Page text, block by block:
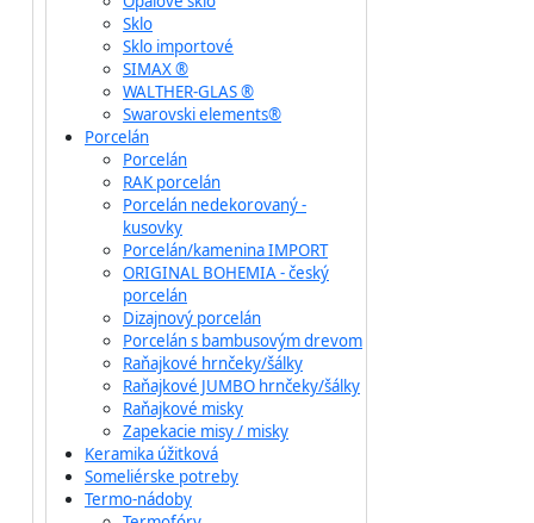
Sklo
Sklo importové
SIMAX ®
WALTHER-GLAS ®
Swarovski elements®
Porcelán
Porcelán
RAK porcelán
Porcelán nedekorovaný -
kusovky
Porcelán/kamenina IMPORT
ORIGINAL BOHEMIA - český
porcelán
Dizajnový porcelán
Porcelán s bambusovým drevom
Raňajkové hrnčeky/šálky
Raňajkové JUMBO hrnčeky/šálky
Raňajkové misky
Zapekacie misy / misky
Keramika úžitková
Someliérske potreby
Termo-nádoby